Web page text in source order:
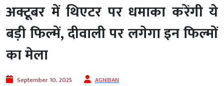
अक्टूबर में थिएटर पर धमाका करेंगी ये
बड़ी फिल्में, दीवाली पर लगेगा इन फिल्मों
का मेला
September 10, 2025 AGNIBAN